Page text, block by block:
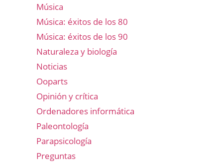
Música
Música: éxitos de los 80
Música: éxitos de los 90
Naturaleza y biología
Noticias
Ooparts
Opinión y crítica
Ordenadores informática
Paleontología
Parapsicología
Preguntas